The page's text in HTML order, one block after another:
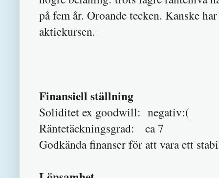
på fem år. Oroande tecken. Kanske
aktiekursen.
Finansiell ställning
Soliditet ex goodwill: negativ:(
Räntetäckningsgrad: ca 7
Godkända finanser för att vara ett